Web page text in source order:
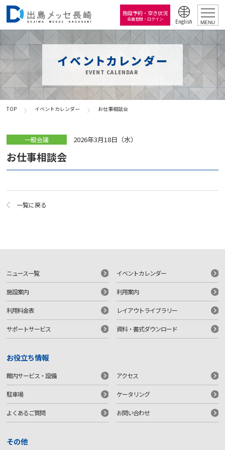
施設予約・空き状況
会員登録・ログイン English MENU
イベントカレンダー
EVENT CALENDAR
TOP イベントカレンダー お仕事相談会
一般会議 2026年3月18日（水）
お仕事相談会
一覧に戻る
ニュース一覧 イベントカレンダー
施設案内 利用案内
利用料金表 レイアウトライブラリー
サポートサービス 資料・書式ダウンロード
お役立ち情報
館内サービス・設備 アクセス
駐車場 ケータリング
よくあるご質問 お問い合わせ
その他